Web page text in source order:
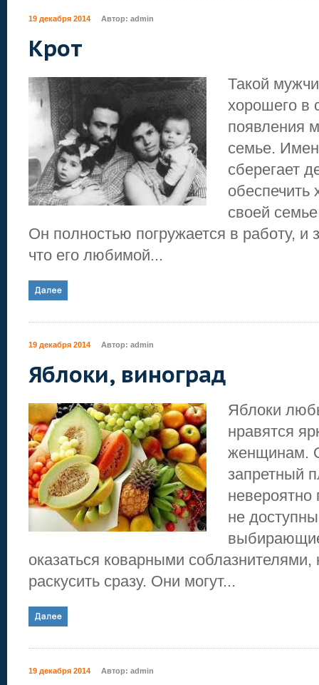
19 декабря 2014 Автор: admin
Крот
Такой
хорошего в
появления
семье.
сберегает
своей
Он полностью погружается в работу, и
что его любимой...
19 декабря 2014 Автор: admin
Яблоки, виноград
Яблоки
нравятся
женщинам.
запретный
невероятно
не
оказаться коварными соблазнителями,
раскусить сразу. Они могут...
19 декабря 2014 Автор: admin